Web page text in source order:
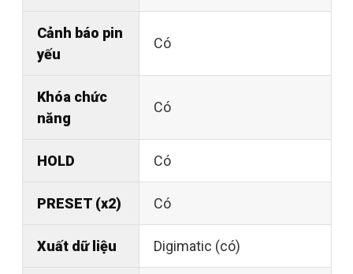
Cảnh báo pin
yếu
Có
Khóa chức
năng
Có
HOLD Có
PRESET (x2) Có
Xuất dữ liệu Digimatic (có)